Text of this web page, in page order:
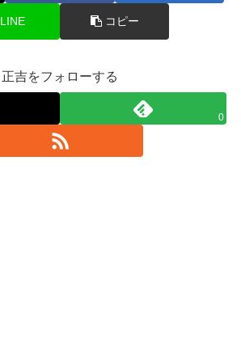
LINE コピー
正吉をフォローする
0